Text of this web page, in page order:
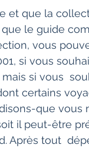
le guide
vous
si vous
si vous
certains
que vous
il peut-être
Après tout